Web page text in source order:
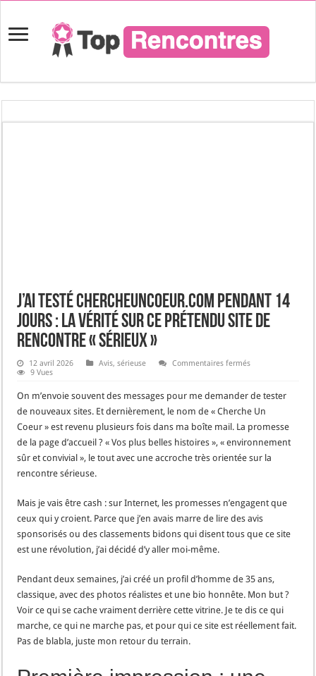
J’ai testé ChercheUnCoeur.com pendant 14
jours : la vérité sur ce prétendu site de
rencontre « sérieux »
12 avril 2026 Avis,sérieuse Commentaires ferméssur
pendant
14
jours
:
vérité
sur
ce
rencontre
« sérieux »
9 Vues
On m’envoie souvent des messages pour me demander de tester
de nouveaux sites. Et dernièrement, le nom de « Cherche Un
Coeur » est revenu plusieurs fois dans ma boîte mail. La promesse
de la page d’accueil ? « Vos plus belles histoires », « environnement
sûr et convivial », le tout avec une accroche très orientée sur la
rencontre sérieuse.
Mais je vais être cash : sur Internet, les promesses n’engagent que
ceux qui y croient. Parce que j’en avais marre de lire des avis
sponsorisés ou des classements bidons qui disent tous que ce site
est une révolution, j’ai décidé d’y aller moi-même.
Pendant deux semaines, j’ai créé un profil d’homme de 35 ans,
classique, avec des photos réalistes et une bio honnête. Mon but ?
Voir ce qui se cache vraiment derrière cette vitrine. Je te dis ce qui
marche, ce qui ne marche pas, et pour qui ce site est réellement fait.
Pas de blabla, juste mon retour du terrain.